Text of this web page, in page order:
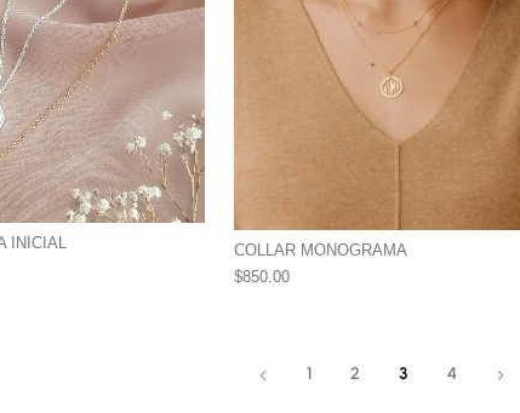
INICIAL
COLLAR MONOGRAMA
$850.00
1 2 3 4